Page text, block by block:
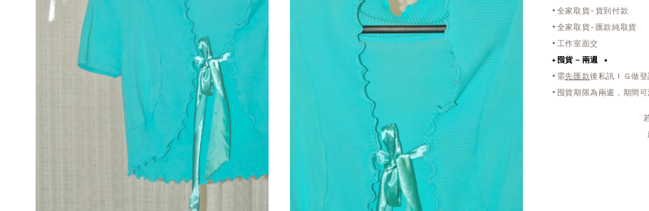
•全家取貨-貨到付款
•全家取貨-匯款純取貨
•工作室面交
✦ 囤貨－兩週 ✦
•需先匯款後私訊ＩＧ做登
•囤貨期限為兩週，期間